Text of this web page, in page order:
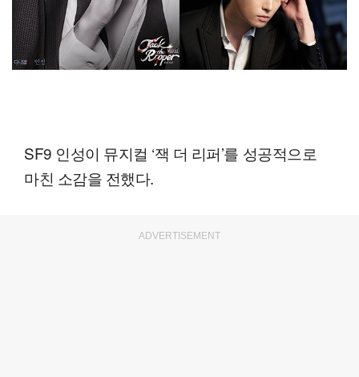
SF9 인성이 뮤지컬 ‘잭 더 리퍼’를 성공적으로
마친 소감을 전했다.
ADVERTISEMENT